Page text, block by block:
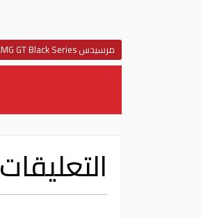
مرسيدس AMG GT Black Series
التعليقات